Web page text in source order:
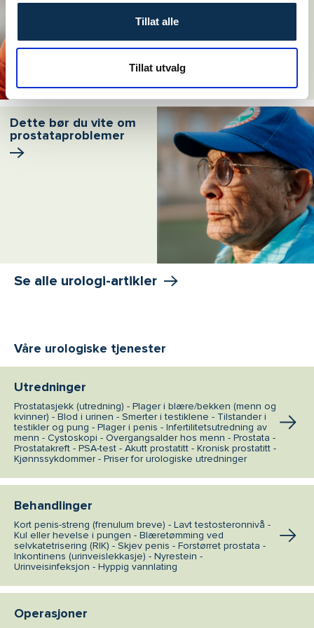
Tillat alle
Tillat utvalg
Dette bør du vite om
prostata­problemer
Se alle urologi-artikler
Våre urologiske tjenester
Utredninger
Prostatasjekk (utredning) - Plager i blære/bekken (menn og
kvinner) - Blod i urinen - Smerter i testiklene - Tilstander i
testikler og pung - Plager i penis - Infertilitetsutredning av
menn - Cystoskopi - Overgangsalder hos menn - Prostata -
Prostatakreft - PSA-test - Akutt prostatitt - Kronisk prostatitt -
Kjønnssykdommer - Priser for urologiske utredninger
Behandlinger
Kort penis-streng (frenulum breve) - Lavt testosteronnivå -
Kul eller hevelse i pungen - Blæretømming ved
selvkatetrisering (RIK) - Skjev penis - Forstørret prostata -
Inkontinens (urinveislekkasje) - Nyrestein -
Urinveisinfeksjon - Hyppig vannlating
Operasjoner